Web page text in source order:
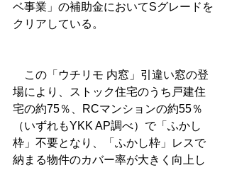
ベ事業」の補助金においてSグレードを
クリアしている。
この「ウチリモ 内窓」引違い窓の登
場により、ストック住宅のうち戸建住
宅の約75％、RCマンションの約55％
（いずれもYKK AP調べ）で「ふかし
枠」不要となり、「ふかし枠」レスで
納まる物件のカバー率が大きく向上し